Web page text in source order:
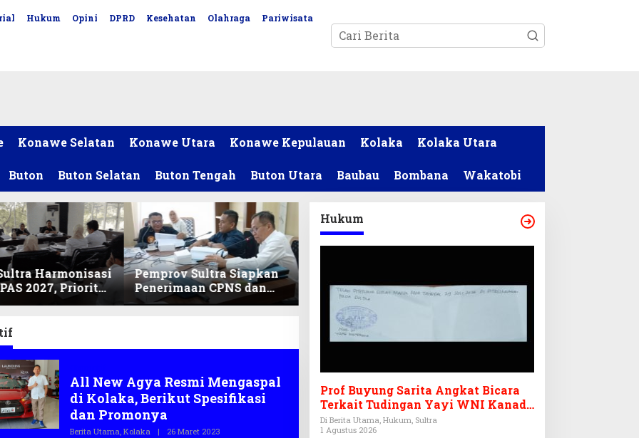
Hukum Opini DPRD Kesehatan Olahraga Pariwisata
Konawe Selatan Konawe Utara Konawe Kepulauan Kolaka Kolaka Utara
Buton Buton Selatan Buton Tengah Buton Utara Baubau Bombana Wakatobi
Harmonisasi
2027, Prioritas
Kebudayaan,
Pemprov Sultra Siapkan
Penerimaan CPNS dan
PPPK 2027, DPRD Sultra
All New Agya Resmi Mengaspal
di Kolaka, Berikut Spesifikasi
dan Promonya
Berita Utama, Kolaka | 26 Maret 2023
Hukum
Prof Buyung Sarita Angkat Bicara
Terkait Tudingan Yayi WNI Kanada
Ditagih Utang Rp3,6 Miliar
Di Berita Utama, Hukum, Sultra
1 Agustus 2026